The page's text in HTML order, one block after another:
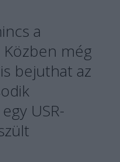
a
Közben még
bejuthat az
USR-